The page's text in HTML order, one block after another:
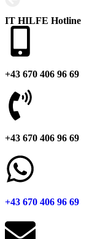
IT HILFE Hotline
+43 670 406 96 69
+43 670 406 96 69
+43 670 406 96 69